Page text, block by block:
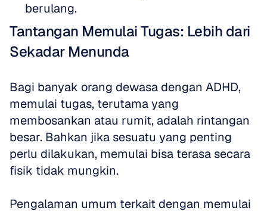
berulang.
Tantangan Memulai Tugas: Lebih dari
Sekadar Menunda
Bagi banyak orang dewasa dengan ADHD,
memulai tugas, terutama yang
membosankan atau rumit, adalah rintangan
besar. Bahkan jika sesuatu yang penting
perlu dilakukan, memulai bisa terasa secara
fisik tidak mungkin.
Pengalaman umum terkait dengan memulai